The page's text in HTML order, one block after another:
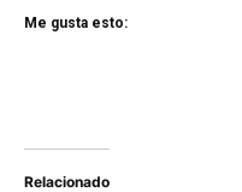
Me gusta esto:
Relacionado